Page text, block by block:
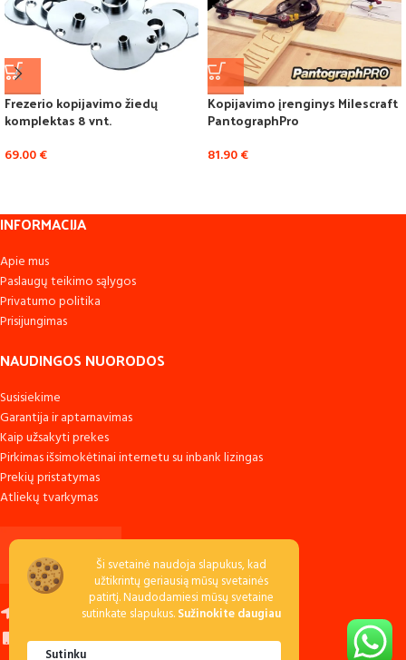
Frezerio kopijavimo žiedų
komplektas 8 vnt.
69.00€
Kopijavimo įrenginys Milescraft
PantographPro
81.90€
INFORMACIJA
Apie mus
Paslaugų teikimo sąlygos
Privatumo politika
Prisijungimas
NAUDINGOS NUORODOS
Susisiekime
Garantija ir aptarnavimas
Kaip užsakyti prekes
Pirkimas išsimokėtinai internetu su inbank lizingas
Prekių pristatymas
Atliekų tvarkymas
Raudondvario k., LT-54138 Kauno r.
Skambinkite: +370 673 53040
Ši svetainė naudoja slapukus, kad
užtikrintų geriausią mūsų svetainės
patirtį. Naudodamiesi mūsų svetaine
sutinkate slapukus.Sužinokite daugiau
Sutinku